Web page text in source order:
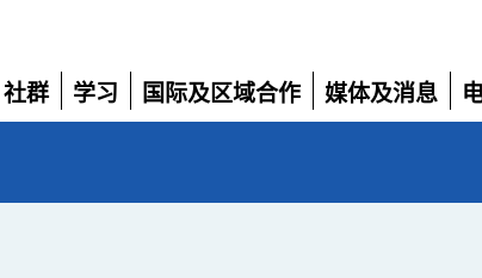
社群
展
学习
展
国际及区域合作
展
媒体及消息
展